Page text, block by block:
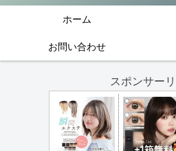
ホーム
お問い合わせ
スポンサー